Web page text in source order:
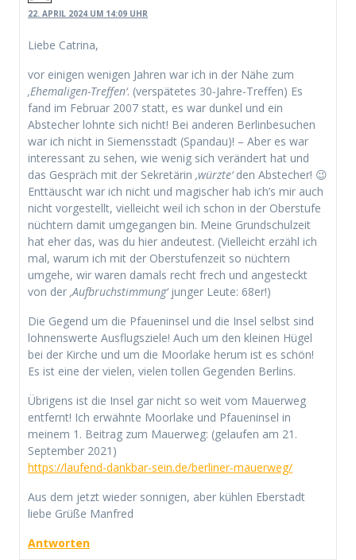
22. APRIL 2024 UM 14:09 UHR
Liebe Catrina,
vor einigen wenigen Jahren war ich in der Nähe zum
‚Ehemaligen-Treffen‘. (verspätetes 30-Jahre-Treffen) Es
fand im Februar 2007 statt, es war dunkel und ein
Abstecher lohnte sich nicht! Bei anderen Berlinbesuchen
war ich nicht in Siemensstadt (Spandau)! – Aber es war
interessant zu sehen, wie wenig sich verändert hat und
das Gespräch mit der Sekretärin ‚würzte‘den Abstecher! 😉
Enttäuscht war ich nicht und magischer hab ich’s mir auch
nicht vorgestellt, vielleicht weil ich schon in der Oberstufe
nüchtern damit umgegangen bin. Meine Grundschulzeit
hat eher das, was du hier andeutest. (Vielleicht erzähl ich
mal, warum ich mit der Oberstufenzeit so nüchtern
umgehe, wir waren damals recht frech und angesteckt
von der ‚Aufbruchstimmung‘junger Leute: 68er!)
Die Gegend um die Pfaueninsel und die Insel selbst sind
lohnenswerte Ausflugsziele! Auch um den kleinen Hügel
bei der Kirche und um die Moorlake herum ist es schön!
Es ist eine der vielen, vielen tollen Gegenden Berlins.
Übrigens ist die Insel gar nicht so weit vom Mauerweg
entfernt! Ich erwähnte Moorlake und Pfaueninsel in
meinem 1. Beitrag zum Mauerweg: (gelaufen am 21.
September 2021)
https://laufend-dankbar-sein.de/berliner-mauerweg/
Aus dem jetzt wieder sonnigen, aber kühlen Eberstadt
liebe Grüße Manfred
Antworten